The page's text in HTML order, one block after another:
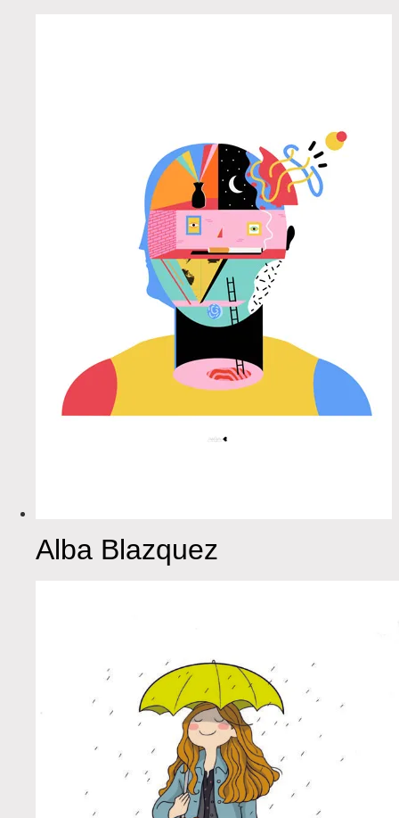
Alba Blazquez